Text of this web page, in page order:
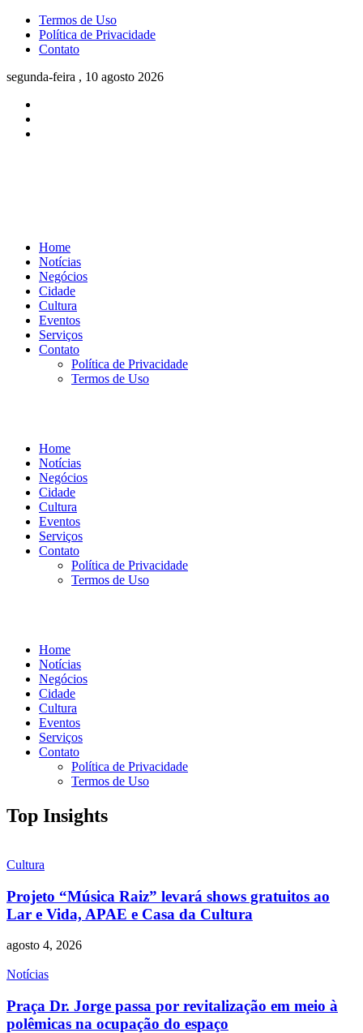
Termos de Uso
Política de Privacidade
Contato
segunda-feira , 10 agosto 2026
Home
Notícias
Negócios
Cidade
Cultura
Eventos
Serviços
Contato
Política de Privacidade
Termos de Uso
Home
Notícias
Negócios
Cidade
Cultura
Eventos
Serviços
Contato
Política de Privacidade
Termos de Uso
Home
Notícias
Negócios
Cidade
Cultura
Eventos
Serviços
Contato
Política de Privacidade
Termos de Uso
Top Insights
Cultura
Projeto “Música Raiz” levará shows gratuitos ao
Lar e Vida, APAE e Casa da Cultura
agosto 4, 2026
Notícias
Praça Dr. Jorge passa por revitalização em meio à
polêmicas na ocupação do espaço